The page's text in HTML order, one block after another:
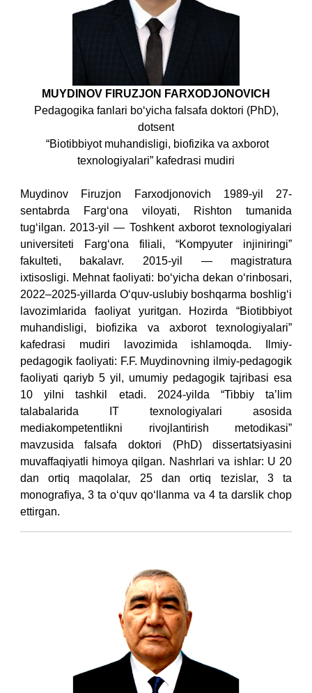
MUYDINOV FIRUZJON FARXODJONOVICH
Pedagogika fanlari bo‘yicha falsafa doktori (PhD),
dotsent
“Biotibbiyot muhandisligi, biofizika va axborot
texnologiyalari” kafedrasi mudiri
Muydinov Firuzjon Farxodjonovich 1989-yil 27-
sentabrda Farg‘ona viloyati, Rishton tumanida
tug‘ilgan. 2013-yil — Toshkent axborot texnologiyalari
universiteti Farg‘ona filiali, “Kompyuter injiniringi”
fakulteti, bakalavr. 2015-yil — magistratura
ixtisosligi. Mehnat faoliyati: bo‘yicha dekan o‘rinbosari,
2022–2025-yillarda O‘quv-uslubiy boshqarma boshlig‘i
lavozimlarida faoliyat yuritgan. Hozirda “Biotibbiyot
muhandisligi, biofizika va axborot texnologiyalari”
kafedrasi mudiri lavozimida ishlamoqda.
Ilmiy-
pedagogik faoliyati: F.F. Muydinovning ilmiy-pedagogik
faoliyati qariyb 5 yil, umumiy pedagogik tajribasi esa
10 yilni tashkil etadi. 2024-yilda “Tibbiy ta’lim
talabalarida IT texnologiyalari asosida
mediakompetentlikni rivojlantirish metodikasi”
mavzusida falsafa doktori (PhD) dissertatsiyasini
muvaffaqiyatli himoya qilgan. Nashrlari va ishlar: U 20
dan ortiq maqolalar, 25 dan ortiq tezislar, 3 ta
monografiya, 3 ta o‘quv qo‘llanma va 4 ta darslik chop
ettirgan.